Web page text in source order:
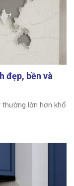
đẹp, bền và
thường lớn hơn khổ